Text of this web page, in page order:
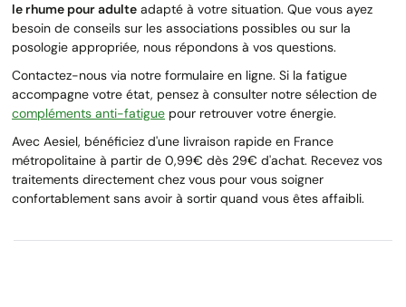
le rhume pour adulte adapté à votre situation. Que vous ayez
besoin de conseils sur les associations possibles ou sur la
posologie appropriée, nous répondons à vos questions.
Contactez-nous via notre formulaire en ligne. Si la fatigue
accompagne votre état, pensez à consulter notre sélection de
compléments anti-fatigue pour retrouver votre énergie.
Avec Aesiel, bénéficiez d'une livraison rapide en France
métropolitaine à partir de 0,99€ dès 29€ d'achat. Recevez vos
traitements directement chez vous pour vous soigner
confortablement sans avoir à sortir quand vous êtes affaibli.